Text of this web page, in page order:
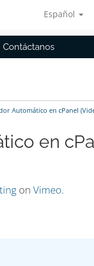
Español
Contáctanos
Automático en cPanel
en
on Vimeo.